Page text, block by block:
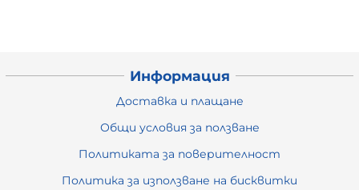
Информация
Доставка и плащане
Общи условия за ползване
Политиката за поверителност
Политика за използване на бисквитки